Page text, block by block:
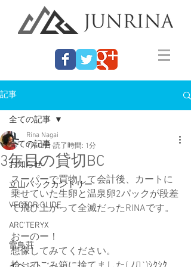
記事
全ての記事
お知らせ
立山バックカントリー
VECTOR GLIDE
ARC'TERYX
雷鳥荘
全ての記事
3年目の貸切BC
Rina Nagai
1月18日 読了時間: 1分
スーパーで買物して会計後、カートに
乗せていた生卵と温泉卵2パックが段差
で飛び上がって全滅だったRINAです。
おーのー！
想像してみてください。